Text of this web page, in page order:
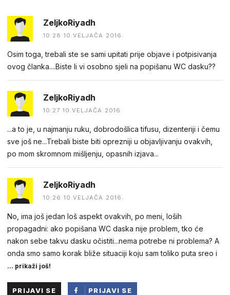
ZeljkoRiyadh
10:28 10.VELJAČA 2016.
Osim toga, trebali ste se sami upitati prije objave i potpisivanja
ovog članka....Biste li vi osobno sjeli na popišanu WC dasku??
ZeljkoRiyadh
10:27 10.VELJAČA 2016.
...a to je, u najmanju ruku, dobrodošlica tifusu, dizenteriji i čemu
sve još ne...Trebali biste biti oprezniji u objavljivanju ovakvih,
po mom skromnom mišljenju, opasnih izjava...
ZeljkoRiyadh
10:26 10.VELJAČA 2016.
No, ima još jedan loš aspekt ovakvih, po meni, loših
propagadni: ako popišana WC daska nije problem, tko će
nakon sebe takvu dasku očistiti...nema potrebe ni problema? A
onda smo samo korak bliže situaciji koju sam toliko puta sreo i
... prikaži još!
PRIJAVI SE
PRIJAVI SE